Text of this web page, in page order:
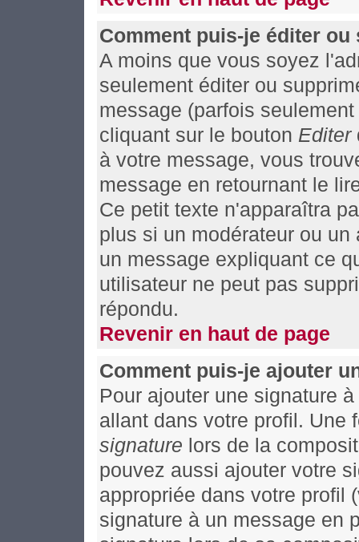
Comment puis-je éditer
A moins que vous soyez
seulement éditer ou
message (parfois
cliquant sur le bouton Editer
à votre message, vous
message en retournant le
Ce petit texte n'apparaîtra
plus si un modérateur ou
un message expliquant ce
utilisateur ne peut pas
répondu.
Revenir en haut de page
Comment puis-je ajouter
Pour ajouter une signature
allant dans votre profil.
signature lors de la
pouvez aussi ajouter votre
appropriée dans votre profil
signature à un message en